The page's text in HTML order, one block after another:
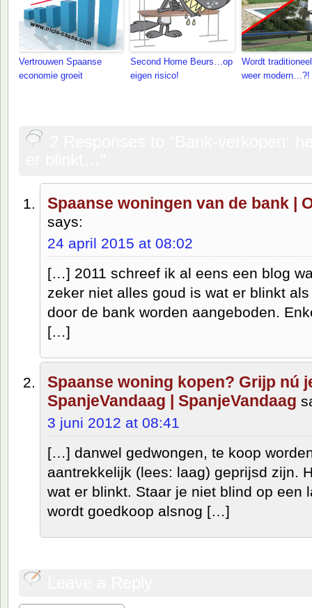
Vertrouwen Spaanse
economie groeit
Second Home Beurs…op
eigen risico!
Wordt
weer modern…?!
Spaanse woningen van de bank |
says:
24 april 2015 at 08:02
[…] 2011 schreef ik al eens een blog
zeker niet alles goud is wat er blinkt
door de bank worden aangeboden.
[…]
Spaanse woning kopen? Grijp nú
SpanjeVandaag | SpanjeVandaag
3 juni 2012 at 08:41
[…] danwel gedwongen, te koop
aantrekkelijk (lees: laag) geprijsd zijn.
wat er blinkt. Staar je niet blind op een
wordt goedkoop alsnog […]